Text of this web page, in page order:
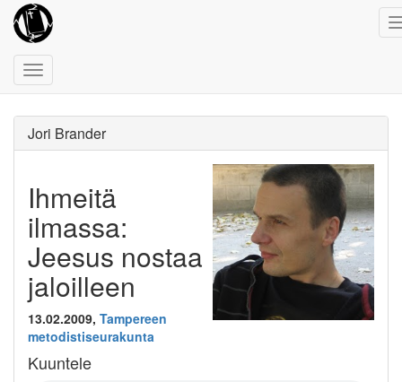
Toggle
navigation
Jori Brander
Ihmeitä
ilmassa:
Jeesus nostaa
jaloilleen
13.02.2009, Tampereen
metodistiseurakunta
Kuuntele